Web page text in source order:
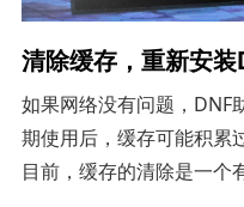
清除缓存，重新安装
如果网络没有问题，DNF
期使用后，缓存可能积累
目前，缓存的清除是一个